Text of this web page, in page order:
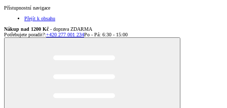
Přístupnostní navigace
Přejít k obsahu
Nákup nad 1200 Kč - doprava ZDARMA
Potřebujete poradit?:+420 277 001 234Po - Pá: 6:30 - 15:00